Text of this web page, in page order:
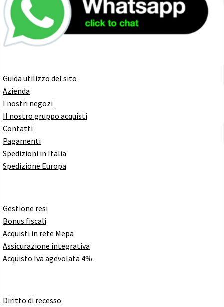
Guida utilizzo del sito
Azienda
I nostri negozi
Il nostro gruppo acquisti
Contatti
Pagamenti
Spedizioni in Italia
Spedizione Europa
Gestione resi
Bonus fiscali
Acquisti in rete Mepa
Assicurazione integrativa
Acquisto Iva agevolata 4%
Diritto di recesso